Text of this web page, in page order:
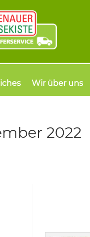
Wir über uns
2022